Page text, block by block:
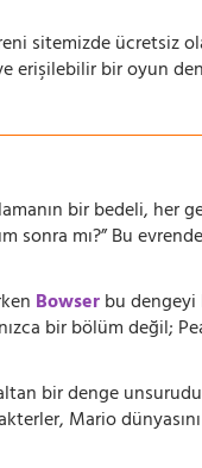
sitemizde ücretsiz
erişilebilir bir oyun
bir bedeli, her
sonra mı?” Bu
Bowserbu
bir bölüm değil;
bir denge
Mario